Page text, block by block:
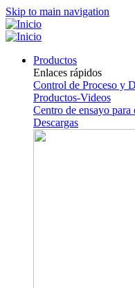
Skip to main navigation
Productos
Enlaces rápidos
Control de Proceso y
Productos-Videos
Centro de ensayo para
Descargas